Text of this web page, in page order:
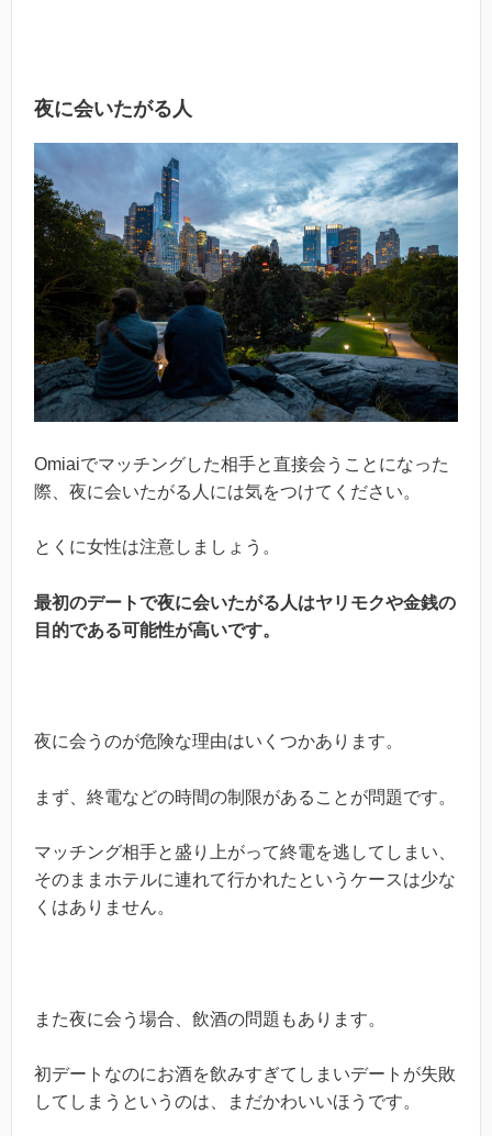
夜に会いたがる人
Omiaiでマッチングした相手と直接会うことになった
際、夜に会いたがる人には気をつけてください。
とくに女性は注意しましょう。
最初のデートで夜に会いたがる人はヤリモクや金銭の
目的である可能性が高いです。
夜に会うのが危険な理由はいくつかあります。
まず、終電などの時間の制限があることが問題です。
マッチング相手と盛り上がって終電を逃してしまい、
そのままホテルに連れて行かれたというケースは少な
くはありません。
また夜に会う場合、飲酒の問題もあります。
初デートなのにお酒を飲みすぎてしまいデートが失敗
してしまうというのは、まだかわいいほうです。